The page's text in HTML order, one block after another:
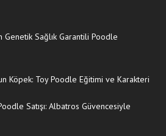
Sağlık Garantili Poodle
Köpek: Toy Poodle Eğitimi ve Karakteri
Satışı: Albatros Güvencesiyle